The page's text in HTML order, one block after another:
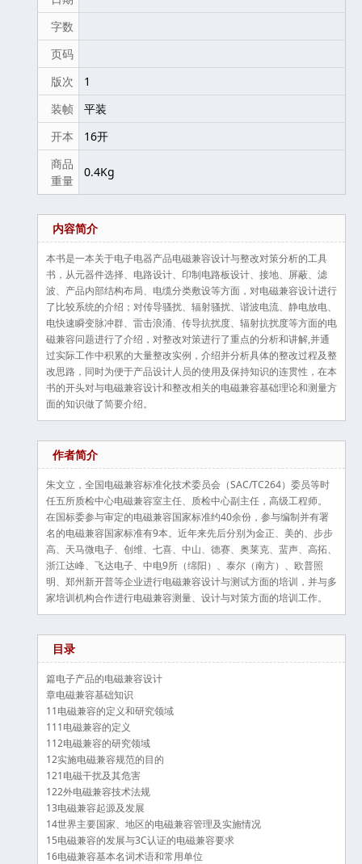
字数
页码
版次
1
装帧
平装
开本
16开
商品
重量
0.4Kg
内容简介
本书是一本关于电子电器产品电磁兼容设计与整改对策分析的工具
书，从元器件选择、电路设计、印制电路板设计、接地、屏蔽、滤
波、产品内部结构布局、电缆分类敷设等方面，对电磁兼容设计进行
了比较系统的介绍；对传导骚扰、辐射骚扰、谐波电流、静电放电、
电快速瞬变脉冲群、雷击浪涌、传导抗扰度、辐射抗扰度等方面的电
磁兼容问题进行了介绍，对整改对策进行了重点的分析和讲解,并通
过实际工作中积累的大量整改实例，介绍并分析具体的整改过程及整
改思路，同时为便于产品设计人员的使用及保持知识的连贯性，在本
书的开头对与电磁兼容设计和整改相关的电磁兼容基础理论和测量方
面的知识做了简要介绍。
作者简介
朱文立，全国电磁兼容标准化技术委员会（SAC/TC264）委员等时
任五所质检中心电磁兼容室主任、质检中心副主任，高级工程师。
在国标委参与审定的电磁兼容国家标准约40余份，参与编制并有署
名的电磁兼容国家标准有9本。近年来先后分别为金正、美的、步步
高、天马微电子、创维、七喜、中山、德赛、奥莱克、蜚声、高拓、
浙江达峰、飞达电子、中电9所（绵阳）、泰尔（南方）、欧普照
明、郑州新开普等企业进行电磁兼容设计与测试方面的培训，并与多
家培训机构合作进行电磁兼容测量、设计与对策方面的培训工作。
目录
篇电子产品的电磁兼容设计
章电磁兼容基础知识
11电磁兼容的定义和研究领域
111电磁兼容的定义
112电磁兼容的研究领域
12实施电磁兼容规范的目的
121电磁干扰及其危害
122外电磁兼容技术法规
13电磁兼容起源及发展
14世界主要国家、地区的电磁兼容管理及实施情况
15电磁兼容的发展与3C认证的电磁兼容要求
16电磁兼容基本名词术语和常用单位